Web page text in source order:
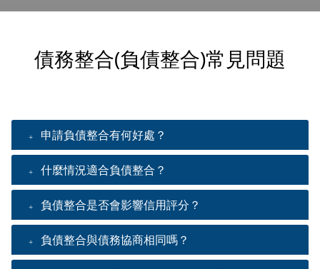
債務整合(負債整合)常見問題
申請負債整合有何好處？
什麼情況適合負債整合？
負債整合是否會影響信用評分？
負債整合與債務協商相同嗎？